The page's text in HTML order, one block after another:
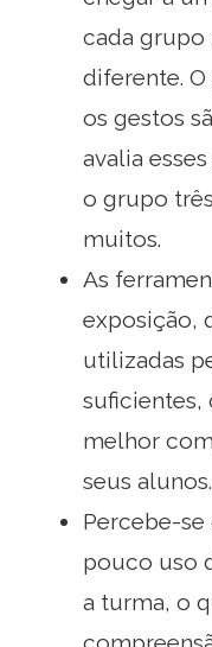
cada grupo
diferente.
os gestos
avalia
o grupo
muitos.
As
exposição,
utilizadas
suficientes,
melhor
seus alunos.
Percebe-
pouco uso
a turma, o